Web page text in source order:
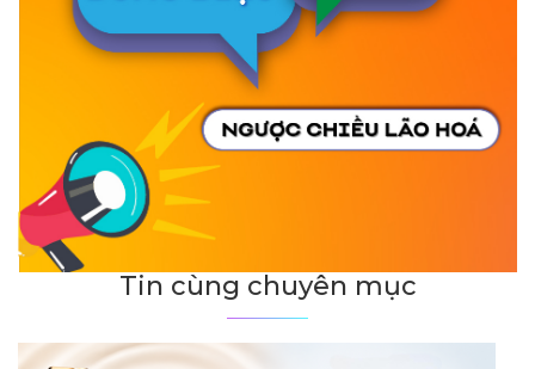
Tin cùng chuyên mục